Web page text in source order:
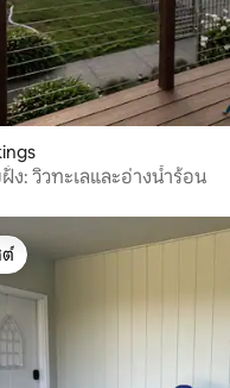
ง: วิวทะเลและอ่างน้ำร้อน
สุด
ต์